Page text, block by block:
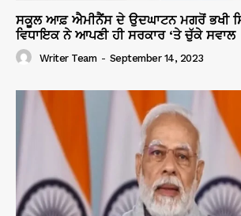
ਸਕੂਲ ਆਫ਼ ਐਮੀਨੈਂਸ ਦੇ ਉਦਘਾਟਨ ਮਗਰੋਂ ਭਖੀ
ਵਿਧਾਇਕ ਨੇ ਆਪਣੀ ਹੀ ਸਰਕਾਰ ‘ਤੇ ਚੁੱਕੇ ਸਵਾਲ
Writer Team - September 14, 2023